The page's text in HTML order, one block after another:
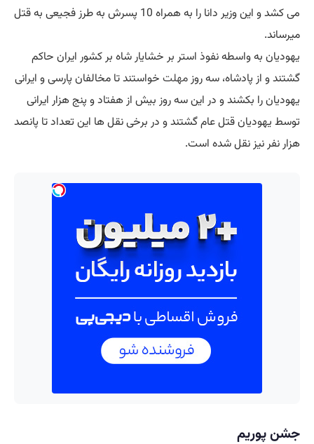
می کشد و این وزیر دانا را به همراه 10 پسرش به طرز فجیعی به قتل
میرساند.
یهودیان به واسطه نفوذ استر بر خشایار شاه بر کشور ایران حاکم
گشتند و از پادشاه، سه روزمهلت خواستند تا مخالفان پارسی و ایرانی
یهودیان را بکشند و در این سه روز بیش از هفتاد و پنج هزار ایرانی
توسط یهودیان قتل عام گشتند و در برخی نقل ها این تعداد تا پانصد
هزار نفر نیز نقل شده است.
جشن پوریم